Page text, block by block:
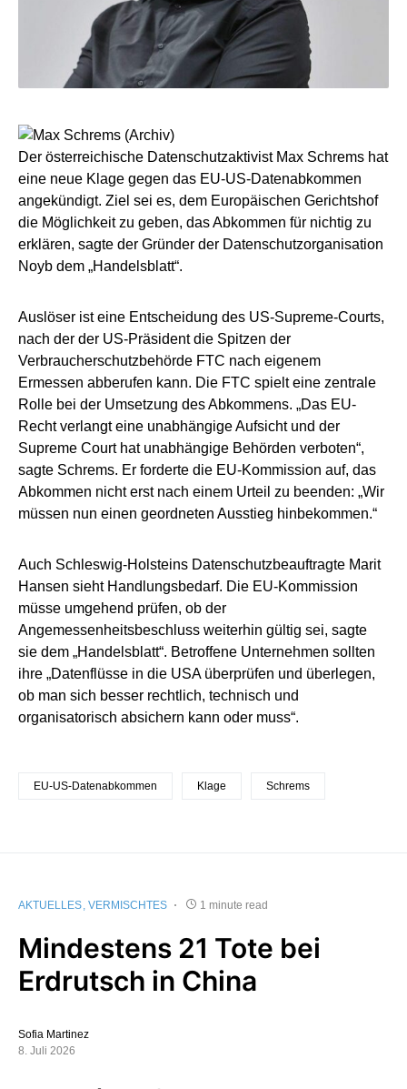
Der österreichische Datenschutzaktivist Max Schrems hat
eine neue Klage gegen das EU-US-Datenabkommen
angekündigt. Ziel sei es, dem Europäischen Gerichtshof
die Möglichkeit zu geben, das Abkommen für nichtig zu
erklären, sagte der Gründer der Datenschutzorganisation
Noyb dem „Handelsblatt“.
Auslöser ist eine Entscheidung des US-Supreme-Courts,
nach der der US-Präsident die Spitzen der
Verbraucherschutzbehörde FTC nach eigenem
Ermessen abberufen kann. Die FTC spielt eine zentrale
Rolle bei der Umsetzung des Abkommens. „Das EU-
Recht verlangt eine unabhängige Aufsicht und der
Supreme Court hat unabhängige Behörden verboten“,
sagte Schrems. Er forderte die EU-Kommission auf, das
Abkommen nicht erst nach einem Urteil zu beenden: „Wir
müssen nun einen geordneten Ausstieg hinbekommen.“
Auch Schleswig-Holsteins Datenschutzbeauftragte Marit
Hansen sieht Handlungsbedarf. Die EU-Kommission
müsse umgehend prüfen, ob der
Angemessenheitsbeschluss weiterhin gültig sei, sagte
sie dem „Handelsblatt“. Betroffene Unternehmen sollten
ihre „Datenflüsse in die USA überprüfen und überlegen,
ob man sich besser rechtlich, technisch und
organisatorisch absichern kann oder muss“.
EU-US-Datenabkommen Klage Schrems
AKTUELLES VERMISCHTES 1 minute read
Mindestens 21 Tote bei
Erdrutsch in China
Sofia Martinez
8. Juli 2026